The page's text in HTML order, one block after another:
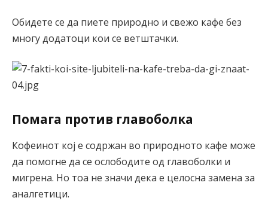
Обидете се да пиете природно и свежо кафе без
многу додатоци кои се ветштачки.
Помага против главоболка
Кофеинот кој е содржан во природното кафе може
да помогне да се ослободите од главоболки и
мигрена. Но тоа не значи дека е целосна замена за
аналгетици.